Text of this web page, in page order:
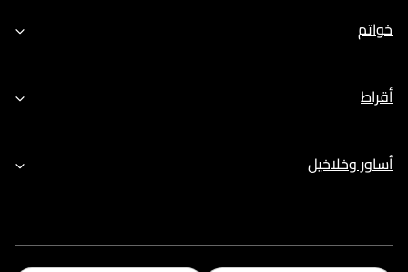
خواتم
أقراط
أساور وخلاخيل